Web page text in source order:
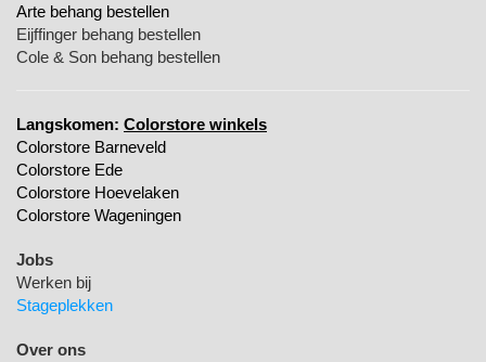
Arte behang bestellen
Eijffinger behang bestellen
Cole & Son behang bestellen
Langskomen: Colorstore winkels
Colorstore Barneveld
Colorstore Ede
Colorstore Hoevelaken
Colorstore Wageningen
Jobs
Werken bij
Stageplekken
Over ons